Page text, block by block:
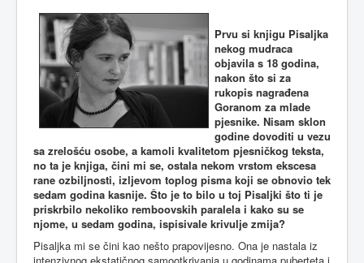
Prvu si knjigu Pisaljka
nekog mudraca
objavila s 18 godina,
nakon što si za
rukopis nagrađena
Goranom za mlade
pjesnike. Nisam sklon
godine dovoditi u vezu
sa zrelošću osobe, a kamoli kvalitetom pjesničkog teksta,
no ta je knjiga, čini mi se, ostala nekom vrstom ekscesa
rane ozbiljnosti, izljevom toplog pisma koji se obnovio tek
sedam godina kasnije. Što je to bilo u toj Pisaljki što ti je
priskrbilo nekoliko remboovskih paralela i kako su se
njome, u sedam godina, ispisivale krivulje zmija?
Pisaljka mi se čini kao nešto prapovijesno. Ona je nastala iz